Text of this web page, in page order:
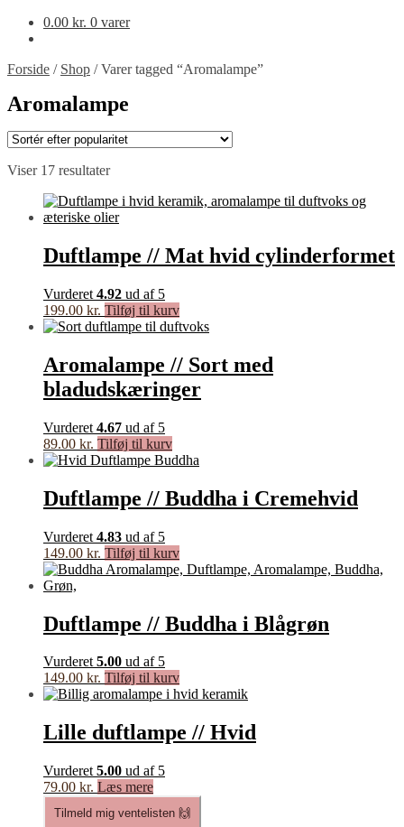
0.00 kr. 0 varer
Forside / Shop /Varer tagged “Aromalampe”
Aromalampe
Viser 17 resultaterSorteret
popularitet
Duftlampe // Mat hvid cylinderformet
Vurderet 4.92 ud af 5
199.00 kr. Tilføj til kurv
Aromalampe // Sort med
bladudskæringer
Vurderet 4.67 ud af 5
89.00 kr. Tilføj til kurv
Duftlampe // Buddha i Cremehvid
Vurderet 4.83 ud af 5
149.00 kr. Tilføj til kurv
Duftlampe // Buddha i Blågrøn
Vurderet5.00 ud af 5
149.00 kr. Tilføj til kurv
Lille duftlampe // Hvid
Vurderet 5.00 ud af 5
79.00 kr. Læs mere
Tilmeld mig ventelisten 🙌